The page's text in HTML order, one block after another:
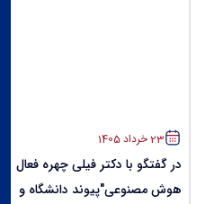
23 خرداد 1405
در گفتگو با دکتر فیلی چهره فعال
هوش مصنوعی"پیوند دانشگاه و